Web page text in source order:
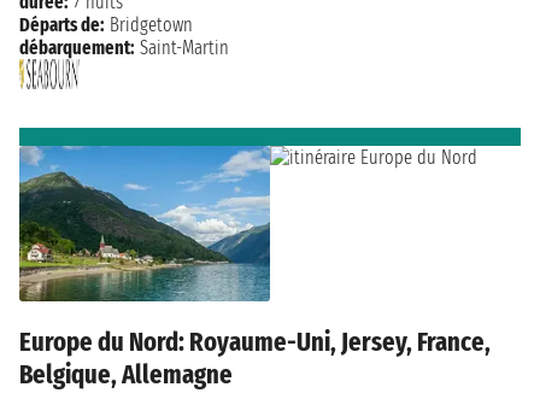
Départs de: Bridgetown
débarquement: Saint-Martin
Europe du Nord: Royaume-Uni, Jersey, France,
Belgique, Allemagne